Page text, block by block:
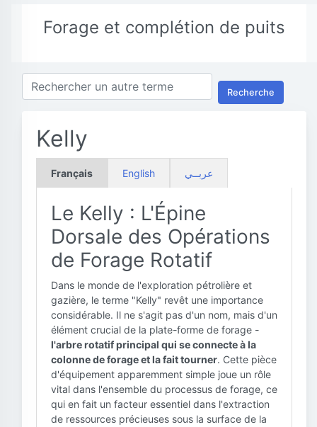
Forage et complétion de puits
Recherche
Kelly
Français English عربــي
Le Kelly : L'Épine
Dorsale des Opérations
de Forage Rotatif
Dans le monde de l'exploration pétrolière et
gazière, le terme "Kelly" revêt une importance
considérable. Il ne s'agit pas d'un nom, mais d'un
élément crucial de la plate-forme de forage -
l'arbre rotatif principal qui se connecte à la
colonne de forage et la fait tourner. Cette pièce
d'équipement apparemment simple joue un rôle
vital dans l'ensemble du processus de forage, ce
qui en fait un facteur essentiel dans l'extraction
de ressources précieuses sous la surface de la